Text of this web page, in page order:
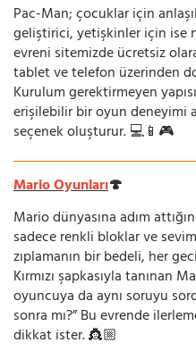
Pac-Man; çocuklar için
geliştirici, yetişkinler için ise
evreni sitemizde ücretsiz
tablet ve telefon üzerinden
Kurulum gerektirmeyen
erişilebilir bir oyun deneyimi
seçenek oluşturur. 💻📱🎮
Mario Oyunları🍄
Mario dünyasına adım
sadece renkli bloklar ve
zıplamanın bir bedeli, her
Kırmızı şapkasıyla tanınan
oyuncuya da aynı soruyu
sonra mı?” Bu evrende
dikkat ister. 👸🏼